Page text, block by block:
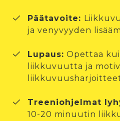
Päätavoite:
ja venyvyyden
Lupaus: Opettaa
liikkuvuutta ja
Treeniohjelmat
10-20 minuutin